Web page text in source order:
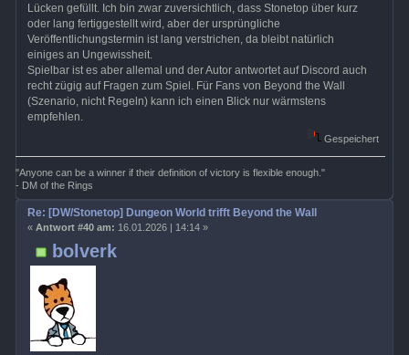
Lücken gefüllt. Ich bin zwar zuversichtlich, dass Stonetop über kurz
oder lang fertiggestellt wird, aber der ursprüngliche
Veröffentlichungstermin ist lang verstrichen, da bleibt natürlich
einiges an Ungewissheit.
Spielbar ist es aber allemal und der Autor antwortet auf Discord auch
recht zügig auf Fragen zum Spiel. Für Fans von Beyond the Wall
(Szenario, nicht Regeln) kann ich einen Blick nur wärmstens
empfehlen.
Gespeichert
"Anyone can be a winner if their definition of victory is flexible enough."
- DM of the Rings
bolverk
Re: [DW/Stonetop] Dungeon World trifft Beyond the Wall
« Antwort #40 am: 16.01.2026 | 14:14 »